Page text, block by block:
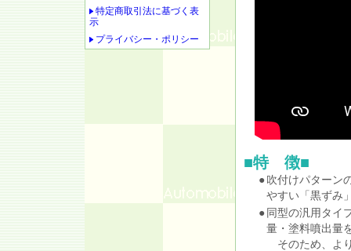
特定商取引法に基づく表
示
プライバシー・ポリシー
■特 徴■
● 吹付けパターン
やすい「黒ずみ
● 同型の汎用タイ
量・塗料噴出量
そのため、よ